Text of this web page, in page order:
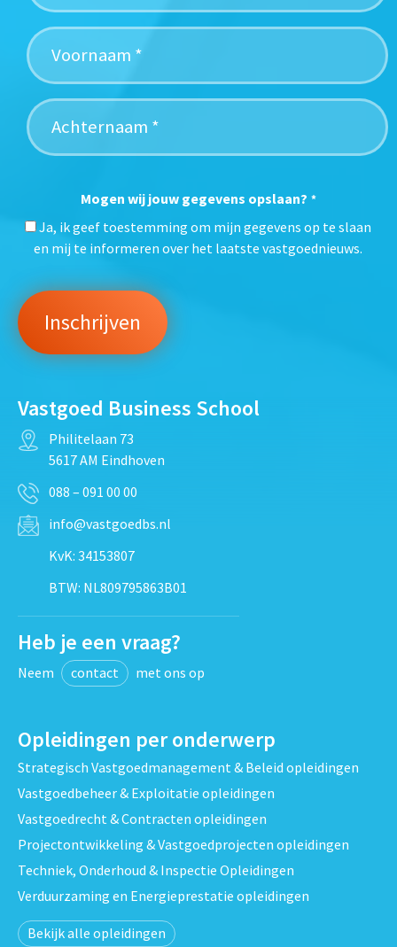
Mogen wij jouw gegevens opslaan? *
Ja, ik geef toestemming om mijn gegevens op te slaan
en mij te informeren over het laatste vastgoednieuws.
Vastgoed Business School
Philitelaan 73
5617 AM Eindhoven
088 – 091 00 00
info@vastgoedbs.nl
KvK: 34153807
BTW: NL809795863B01
Heb je een vraag?
Neem contact met ons op
Opleidingen per onderwerp
Strategisch Vastgoedmanagement & Beleid opleidingen
Vastgoedbeheer & Exploitatie opleidingen
Vastgoedrecht & Contracten opleidingen
Projectontwikkeling & Vastgoedprojecten opleidingen
Techniek, Onderhoud & Inspectie Opleidingen
Verduurzaming en Energieprestatie opleidingen
Bekijk alle opleidingen